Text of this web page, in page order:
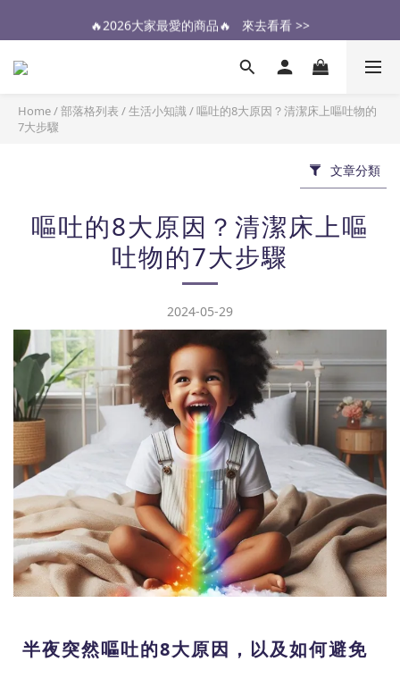
醫生也推薦的專業保潔墊，來去看看 >>
🔥2026大家最愛的商品🔥   來去看看 >>
醫生也推薦的專業保潔墊，來去看看 >>
Home/部落格列表 /生活小知識/嘔吐的8大原因？清潔床上嘔吐物的
7大步驟
文章分類
嘔吐的8大原因？清潔床上嘔
吐物的7大步驟
2024-05-29
半夜突然嘔吐的8大原因，以及如何避免